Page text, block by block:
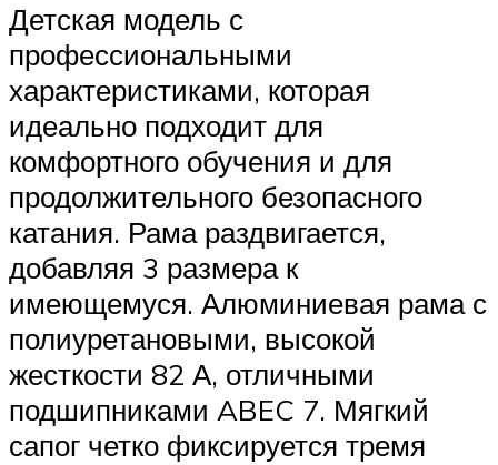
Детская модель с
профессиональными
характеристиками, которая
идеально подходит для
комфортного обучения и для
продолжительного безопасного
катания. Рама раздвигается,
добавляя 3 размера к
имеющемуся. Алюминиевая рама с
полиуретановыми, высокой
жесткости 82 А, отличными
подшипниками ABEC 7. Мягкий
сапог четко фиксируется тремя